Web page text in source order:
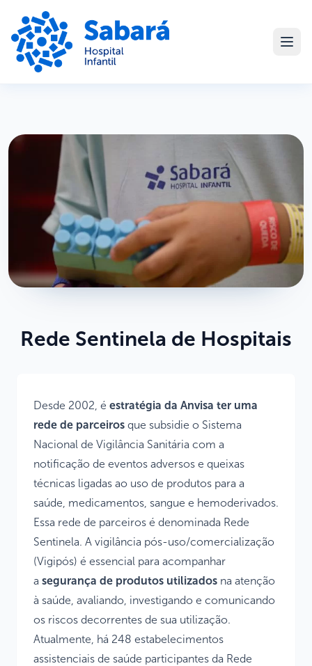
Rede Sentinela de Hospitais
Desde 2002, é estratégia da Anvisa ter uma
rede de parceiros que subsidie o Sistema
Nacional de Vigilância Sanitária com a
notificação de eventos adversos e queixas
técnicas ligadas ao uso de produtos para a
saúde, medicamentos, sangue e hemoderivados.
Essa rede de parceiros é denominada Rede
Sentinela. A vigilância pós-uso/comercialização
(Vigipós) é essencial para acompanhar
a segurança de produtos utilizados na atenção
à saúde, avaliando, investigando e comunicando
os riscos decorrentes de sua utilização.
Atualmente, há 248 estabelecimentos
assistenciais de saúde participantes da Rede